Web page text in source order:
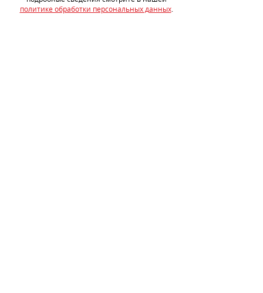
политике обработки персональных данных.